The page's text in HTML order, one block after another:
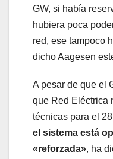
GW, si había
hubiera poca
red, ese tampoco
dicho Aagesen
A pesar de que el
que Red Eléctrica
técnicas para el
el sistema está
«reforzada», ha